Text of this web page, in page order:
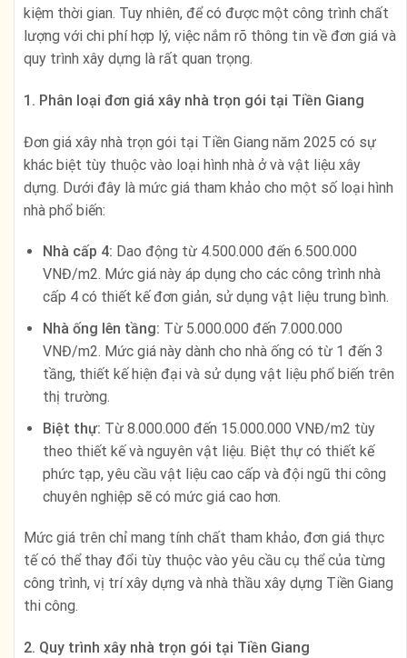
kiệm thời gian. Tuy nhiên, để có được một công trình chất
lượng với chi phí hợp lý, việc nắm rõ thông tin về đơn giá và
quy trình xây dựng là rất quan trọng.
1. Phân loại đơn giá xây nhà trọn gói tại Tiền Giang
Đơn giá xây nhà trọn gói tại Tiền Giang năm 2025 có sự
khác biệt tùy thuộc vào loại hình nhà ở và vật liệu xây
dựng. Dưới đây là mức giá tham khảo cho một số loại hình
nhà phổ biến:
Nhà cấp 4: Dao động từ 4.500.000 đến 6.500.000
VNĐ/m2. Mức giá này áp dụng cho các công trình nhà
cấp 4 có thiết kế đơn giản, sử dụng vật liệu trung bình.
Nhà ống lên tầng: Từ 5.000.000 đến 7.000.000
VNĐ/m2. Mức giá này dành cho nhà ống có từ 1 đến 3
tầng, thiết kế hiện đại và sử dụng vật liệu phổ biến trên
thị trường.
Biệt thự: Từ 8.000.000 đến 15.000.000 VNĐ/m2 tùy
theo thiết kế và nguyên vật liệu. Biệt thự có thiết kế
phức tạp, yêu cầu vật liệu cao cấp và đội ngũ thi công
chuyên nghiệp sẽ có mức giá cao hơn.
Mức giá trên chỉ mang tính chất tham khảo, đơn giá thực
tế có thể thay đổi tùy thuộc vào yêu cầu cụ thể của từng
công trình, vị trí xây dựng và nhà thầu xây dựng Tiền Giang
thi công.
2. Quy trình xây nhà trọn gói tại Tiền Giang